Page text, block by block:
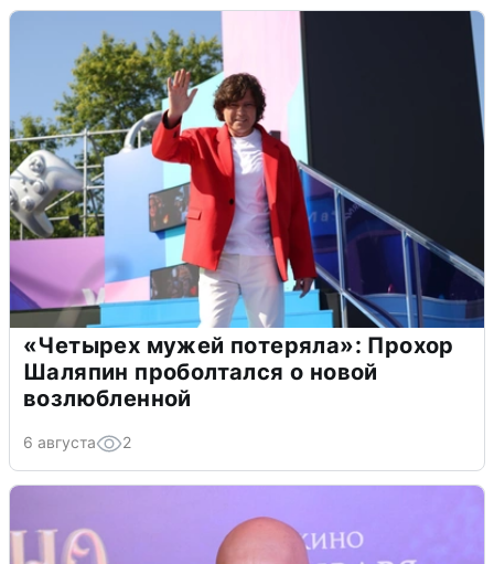
«Четырех мужей потеряла»: Прохор
Шаляпин проболтался о новой
возлюбленной
6 августа 2